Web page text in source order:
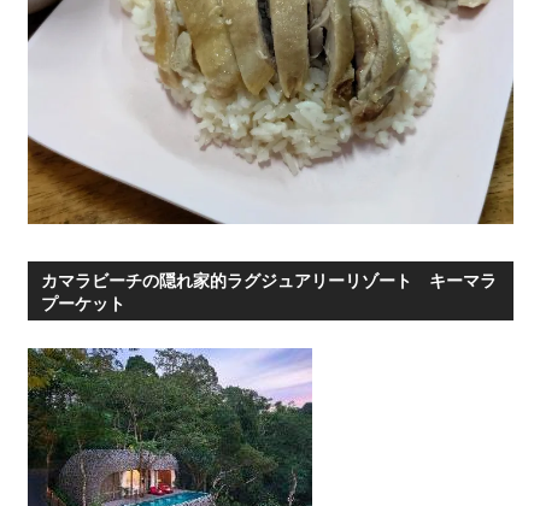
カマラビーチの隠れ家的ラグジュアリーリゾート キーマラ
プーケット